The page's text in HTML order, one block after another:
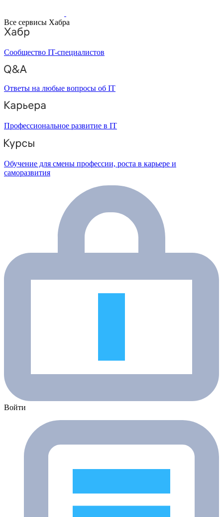
Все сервисы Хабра
Сообщество IT-специалистов
Ответы на любые вопросы об IT
Профессиональное развитие в IT
Обучение для смены профессии, роста в карьере и
саморазвития
Войти